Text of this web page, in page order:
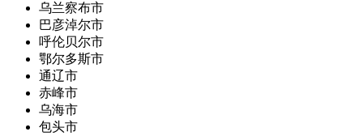
乌兰察布市
巴彦淖尔市
呼伦贝尔市
鄂尔多斯市
通辽市
赤峰市
乌海市
包头市